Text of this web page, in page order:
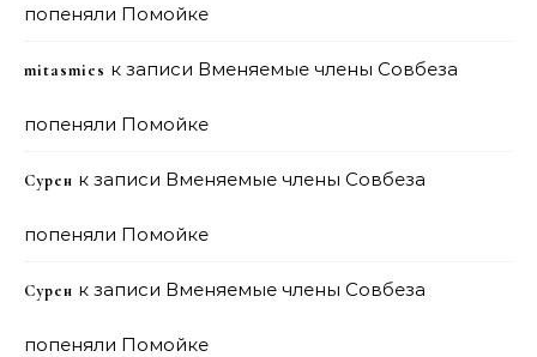
попеняли Помойке
mitasmies к записи Вменяемые члены Совбеза
попеняли Помойке
Сурен к записи Вменяемые члены Совбеза
попеняли Помойке
Сурен к записи Вменяемые члены Совбеза
попеняли Помойке